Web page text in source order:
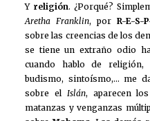
Y religión. ¿Porqué?
Aretha Franklin, por R-E-S-
sobre las creencias de los
se tiene un extraño odio
cuando hablo de religión,
budismo, sintoísmo,… me
sobre el
Islán, aparecen
matanzas y venganzas